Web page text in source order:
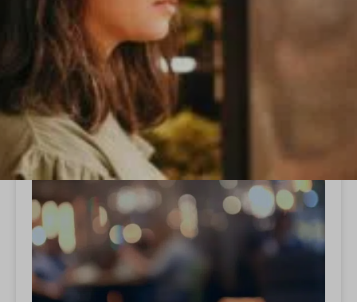
ALLEREAL FOOD
Real Food